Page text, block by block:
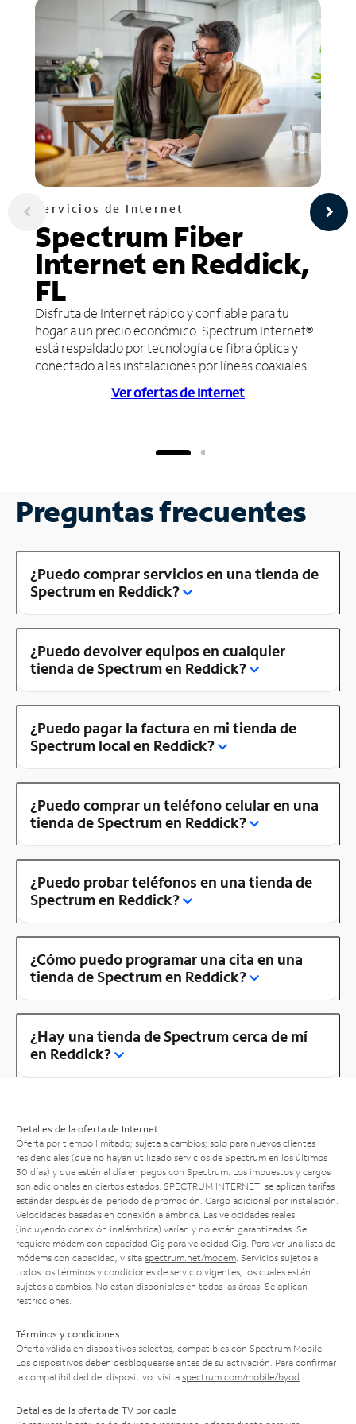
Servicios de Internet
Spectrum Fiber
Internet en Reddick,
FL
Disfruta de Internet rápido y confiable para tu
hogar a un precio económico. Spectrum Internet®
está respaldado por tecnología de fibra óptica y
conectado a las instalaciones por líneas coaxiales.
Ver ofertas de Internet
Preguntas frecuentes
¿Puedo comprar servicios en una tienda de
Spectrum en Reddick?
¿Puedo devolver equipos en cualquier
tienda de Spectrum en Reddick?
¿Puedo pagar la factura en mi tienda de
Spectrum local en Reddick?
¿Puedo comprar un teléfono celular en una
tienda de Spectrum en Reddick?
¿Puedo probar teléfonos en una tienda de
Spectrum en Reddick?
¿Cómo puedo programar una cita en una
tienda de Spectrum en Reddick?
¿Hay una tienda de Spectrum cerca de mí
en Reddick?
Detalles de la oferta de Internet
Oferta por tiempo limitado; sujeta a cambios; solo para nuevos clientes
residenciales (que no hayan utilizado servicios de Spectrum en los últimos
30 días) y que estén al día en pagos con Spectrum. Los impuestos y cargos
son adicionales en ciertos estados. SPECTRUM INTERNET: se aplican tarifas
estándar después del período de promoción. Cargo adicional por instalación.
Velocidades basadas en conexión alámbrica. Las velocidades reales
(incluyendo conexión inalámbrica) varían y no están garantizadas. Se
requiere módem con capacidad Gig para velocidad Gig. Para ver una lista de
módems con capacidad, visita spectrum.net/modem . Servicios sujetos a
todos los términos y condiciones de servicio vigentes, los cuales están
sujetos a cambios. No están disponibles en todas las áreas. Se aplican
restricciones.
Términos y condiciones
Oferta válida en dispositivos selectos, compatibles con Spectrum Mobile.
Los dispositivos deben desbloquearse antes de su activación. Para confirmar
la compatibilidad del dispositivo, visita spectrum.com/mobile/byod
Detalles de la oferta de TV por cable